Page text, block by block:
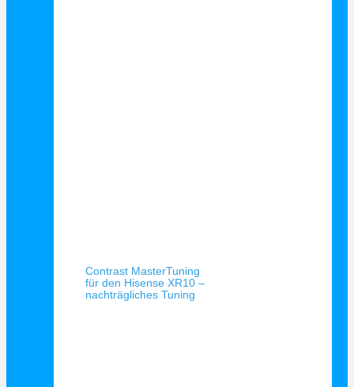
Contrast MasterTuning
für den Hisense XR10 –
nachträgliches Tuning